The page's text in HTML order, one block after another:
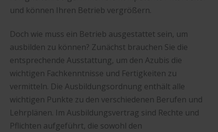
und können Ihren Betrieb vergrößern.
Doch wie muss ein Betrieb ausgestattet sein, um
ausbilden zu können? Zunächst brauchen Sie die
entsprechende Ausstattung, um den Azubis die
wichtigen Fachkenntnisse und Fertigkeiten zu
vermitteln. Die Ausbildungsordnung enthält alle
wichtigen Punkte zu den verschiedenen Berufen und
Lehrplänen. Im Ausbildungsvertrag sind Rechte und
Pflichten aufgeführt, die sowohl den